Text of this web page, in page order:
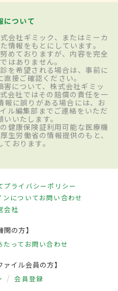
について
会社ギミック、またはミーカ
情報をもとにしています。
めておりますが、内容を完全
はありません。
を希望される場合は、事前に
接ご確認ください。
について、株式会社ギミッ
会社ではその賠償の責任を一
報に誤りがある場合には、お
ル編集部までご連絡をいただ
いたします。
健康保険証利用可能な医療機
生労働省の情報提供のもと、
おります。
プライバシーポリシー
ンについてお問い合わせ
会社
関の方】
たって お問い合わせ
ァイル会員の方】
会員登録